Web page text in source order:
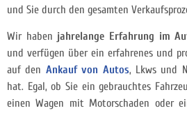
und Sie durch den gesamten
Wir haben jahrelange Erfahrung im
und verfügen über ein erfahrenes und
auf den Ankauf von Autos, Lkws und
hat. Egal, ob Sie ein gebrauchtes
einen Wagen mit Motorschaden oder